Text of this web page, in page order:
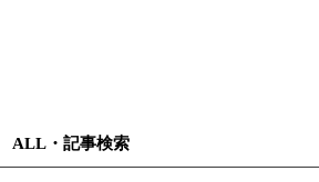
ALL・記事検索